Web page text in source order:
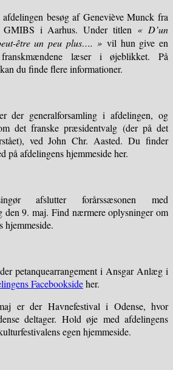
besøg af Geneviève Munck fra
GMIBS i Aarhus. Under titlen « D’un
être un peu plus…. » vil hun give en
læser i øjeblikket. På
du finde flere informationer.
der generalforsamling i afdelingen, og
det franske præsidentvalg (der på det
ved John Chr. Aasted. Du finder
på afdelingens hjemmeside her.
afslutter forårssæsonen med
den 9. maj. Find nærmere oplysninger om
hjemmeside.
petanquearrangement i Ansgar Anlæg i
Facebooksideher.
er der Havnefestival i Odense, hvor
deltager. Hold øje med afdelingens
egen hjemmeside.